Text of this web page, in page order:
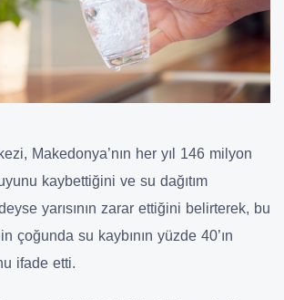
Makedonya’nın her yıl 146 milyon
kaybettiğini ve su dağıtım
yarısının zarar ettiğini belirterek, bu
çoğunda su kaybının yüzde 40’ın
ifade etti.